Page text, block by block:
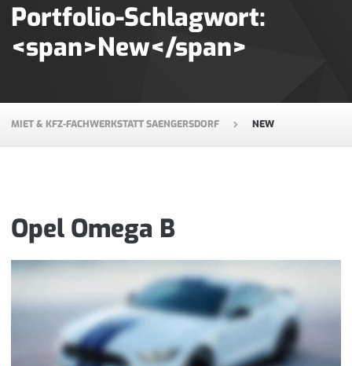
Portfolio-Schlagwort:
<span>New</span>
MIET & KFZ-FACHWERKSTATT SAENGERSDORF NEW
Opel Omega B